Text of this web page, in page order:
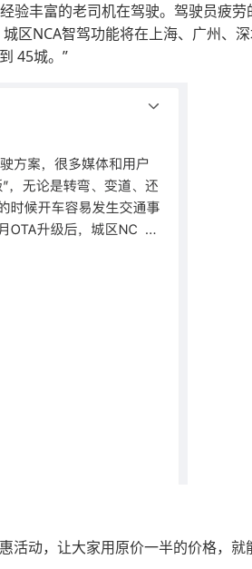
验丰富的老司机在驾驶。驾驶员疲
区NCA智驾功能将在上海、广州、
45城。”
活动，让大家用原价一半的价格，